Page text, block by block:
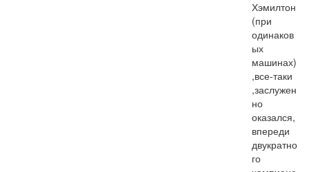
Хэмилтон
(при
одинаков
ых
машинах)
,все-таки
,заслужен
но
оказался,
впереди
двукратно
го